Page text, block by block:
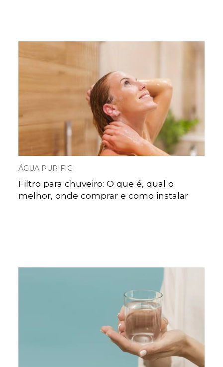
ÁGUA PURIFIC
Filtro para chuveiro: O que é, qual o
melhor, onde comprar e como instalar